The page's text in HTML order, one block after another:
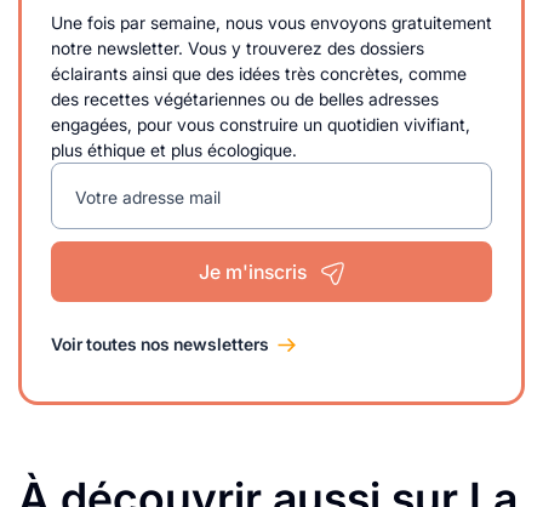
Une fois par semaine, nous vous envoyons gratuitement
notre newsletter. Vous y trouverez des dossiers
éclairants ainsi que des idées très concrètes, comme
des recettes végétariennes ou de belles adresses
engagées, pour vous construire un quotidien vivifiant,
plus éthique et plus écologique.
Votre adresse mail
Je m'inscris
Voir toutes nos newsletters